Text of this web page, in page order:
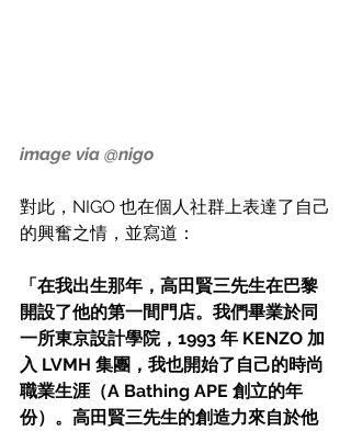
image via @nigo
對此，NIGO 也在個人社群上表達了自己
的興奮之情，並寫道：
「在我出生那年，高田賢三先生在巴黎
開設了他的第一間門店。我們畢業於同
一所東京設計學院，1993 年 KENZO 加
入 LVMH 集團，我也開始了自己的時尚
職業生涯（A Bathing APE 創立的年
份）。高田賢三先生的創造力來自於他